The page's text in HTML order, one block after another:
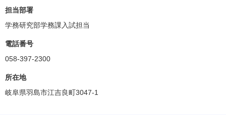
担当部署
学務研究部学務課入試担当
電話番号
058-397-2300
所在地
岐阜県羽島市江吉良町3047-1